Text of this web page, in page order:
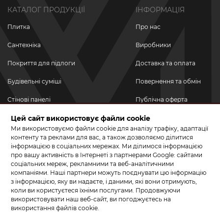
КАТАЛОГ ПРОДУКЦІЇ
Плитка
Сантехніка
Покриття для підлоги
Будівельні суміші
Стінові панелі
Новинки
Акційні товари
Акції/Знижки
ІНФОРМАЦІЯ
Про нас
Виробники
Доставка та оплата
Повернення та обмін
Публічна оферта
Політика
конфіденційності
ПРИЄДНУЙТЕСЬ ДО НАС У СОЦМЕРЕЖАХ
Цей сайт використовує файли cookie
Ми використовуємо файли cookie для аналізу трафіку, адаптації
контенту та реклами для вас, а також дозволяємо ділитися
інформацією в соціальних мережах. Ми ділимося інформацією
про вашу активність в Інтернеті з партнерами Google: сайтами
соціальних мереж, рекламними та веб-аналітичними
компаніями. Наші партнери можуть поєднувати цю інформацію
з інформацією, яку ви надаєте, і даними, які вони отримують,
коли ви користуєтеся їхніми послугами. Продовжуючи
використовувати наш веб-сайт, ви погоджуєтесь на
використання файлів cookie.